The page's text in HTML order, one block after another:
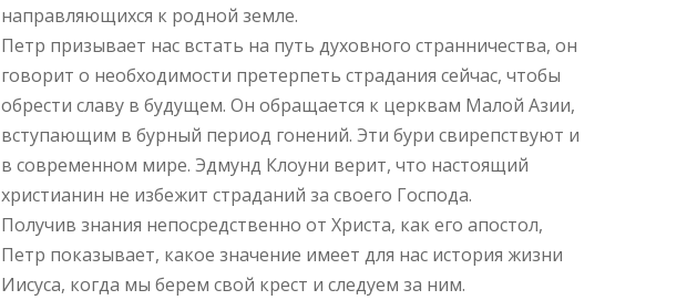
направляющихся к родной земле.
Петр призывает нас встать на путь духовного странничества, он
говорит о необходимости претерпеть страдания сейчас, чтобы
обрести славу в будущем. Он обращается к церквам Малой Азии,
вступающим в бурный период гонений. Эти бури свирепствуют и
в современном мире. Эдмунд Клоуни верит, что настоящий
христианин не избежит страданий за своего Господа.
Получив знания непосредственно от Христа, как его апостол,
Петр показывает, какое значение имеет для нас история жизни
Иисуса, когда мы берем свой крест и следуем за ним.